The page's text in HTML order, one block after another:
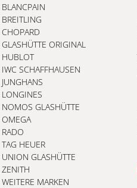
BLANCPAIN
BREITLING
CHOPARD
GLASHÜTTE ORIGINAL
HUBLOT
IWC SCHAFFHAUSEN
JUNGHANS
LONGINES
NOMOS GLASHÜTTE
OMEGA
RADO
TAG HEUER
UNION GLASHÜTTE
ZENITH
WEITERE MARKEN